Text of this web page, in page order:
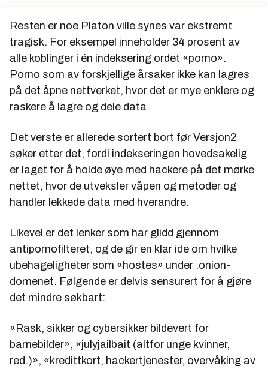
Resten er noe Platon ville synes var ekstremt
tragisk. For eksempel inneholder 34 prosent av
alle koblinger i én indeksering ordet «porno».
Porno som av forskjellige årsaker ikke kan lagres
på det åpne nettverket, hvor det er mye enklere og
raskere å lagre og dele data.
Det verste er allerede sortert bort før Versjon2
søker etter det, fordi indekseringen hovedsakelig
er laget for å holde øye med hackere på det mørke
nettet, hvor de utveksler våpen og metoder og
handler lekkede data med hverandre.
Likevel er det lenker som har glidd gjennom
antipornofilteret, og de gir en klar ide om hvilke
ubehageligheter som «hostes» under .onion-
domenet. Følgende er delvis sensurert for å gjøre
det mindre søkbart:
«Rask, sikker og cybersikker bildevert for
barnebilder», «julyjailbait (altfor unge kvinner,
red.)», «kredittkort, hackertjenester, overvåking av